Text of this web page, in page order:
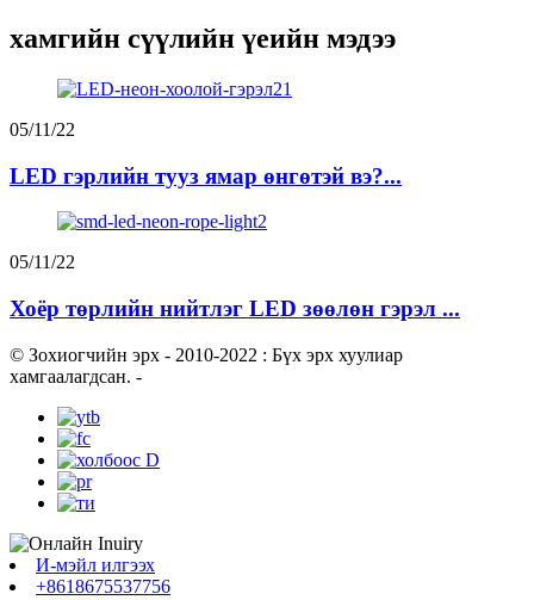
хамгийн сүүлийн үеийн мэдээ
05/11/22
LED гэрлийн тууз ямар өнгөтэй вэ?...
05/11/22
Хоёр төрлийн нийтлэг LED зөөлөн гэрэл ...
© Зохиогчийн эрх - 2010-2022 : Бүх эрх хуулиар
хамгаалагдсан. -
И-мэйл илгээх
+8618675537756